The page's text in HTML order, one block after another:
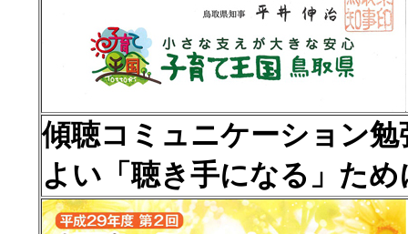
傾聴コミュニケーション勉
よい「聴き手になる」ため